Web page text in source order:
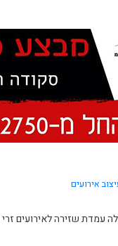
אירועים
עמדת שזירה לאירועים